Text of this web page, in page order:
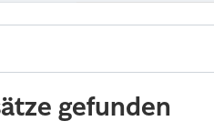
gefunden